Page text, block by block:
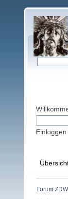
Forum ZDW